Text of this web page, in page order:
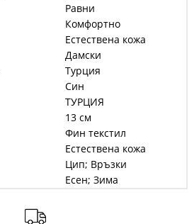
Равни
Комфортно
Естествена кожа
Дамски
Турция
Син
ТУРЦИЯ
13 см
Фин текстил
Естествена кожа
Цип; Връзки
Есен; Зима